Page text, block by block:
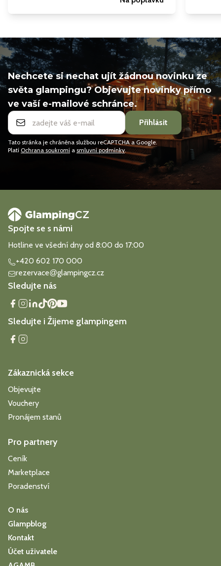
Nechcete si nechat ujít žádnou novinku ze
světa glampingu? Objevujte novinky přímo
ve vaší e-mailové schránce.
Přihlásit
Tato stránka je chráněna službou reCAPTCHA a Google.
Platí Ochrana soukromí a smluvní podmínky.
Spojte se s námi
Hotline ve všední dny od 8:00 do 17:00
+420 602 170 000
rezervace@glampingcz.cz
Sledujte nás
Sledujte i Žijeme glampingem
Zákaznická sekce
Objevujte
Vouchery
Pronájem stanů
Pro partnery
Ceník
Marketplace
Poradenství
O nás
Glampblog
Kontakt
Účet uživatele